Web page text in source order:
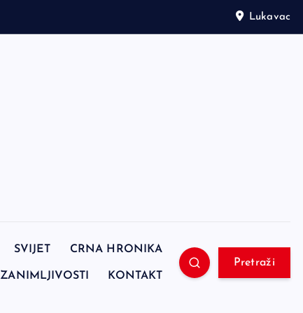
Lukavac
SVIJET CRNA HRONIKA
ZANIMLJIVOSTI KONTAKT
Pretraži